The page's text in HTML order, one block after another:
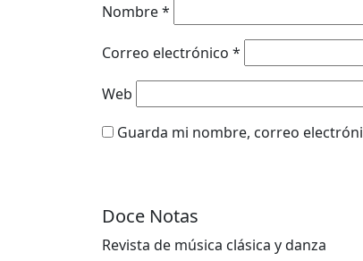
Nombre*
Correo electrónico *
Web
Guarda mi nombre, correo
Doce Notas
Revista de música clásica y danza